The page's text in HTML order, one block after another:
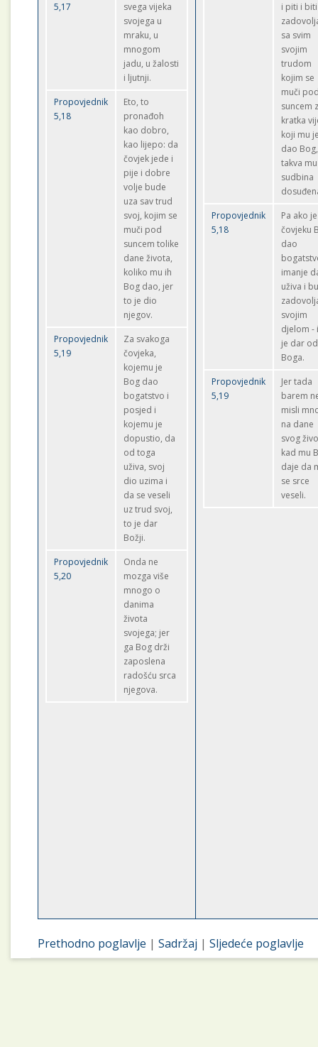
5,17
svega vijeka
svojega u
mraku, u
mnogom
jadu, u žalosti
i ljutnji.
Propovjednik
5,18
Eto, to
pronađoh
kao dobro,
kao lijepo: da
čovjek jede i
pije i dobre
volje bude
uza sav trud
svoj, kojim se
muči pod
suncem tolike
dane života,
koliko mu ih
Bog dao, jer
to je dio
njegov.
Propovjednik
5,19
Za svakoga
čovjeka,
kojemu je
Bog dao
bogatstvo i
posjed i
kojemu je
dopustio, da
od toga
uživa, svoj
dio uzima i
da se veseli
uz trud svoj,
to je dar
Božji.
Propovjednik
5,20
Onda ne
mozga više
mnogo o
danima
života
svojega; jer
ga Bog drži
zaposlena
radošću srca
njegova.
i piti i biti
sa svim
svojim
trudom
kojim se
muči
suncem
kratka
koji mu
dao
takva
sudbina
Propovjednik
5,18
Pa ako je
čovjeku
dao
imanje
uživa i
svojim
djelom -
je dar od
Boga.
Propovjednik
5,19
Jer tada
barem
misli
na dane
svog
kad mu
daje da
se srce
veseli.
Prethodno poglavlje |Sadržaj |Sljedeće poglavlje